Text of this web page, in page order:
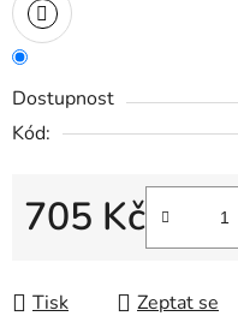
Dostupnost
Kód:
705 Kč
Tisk Zeptat se